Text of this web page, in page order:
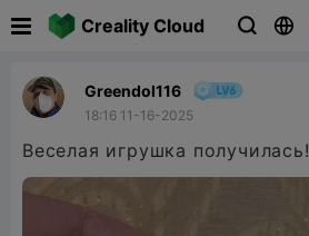
Creality Cloud  
Greendol116
18:16 11-16-2025
Веселая игрушка получилась!